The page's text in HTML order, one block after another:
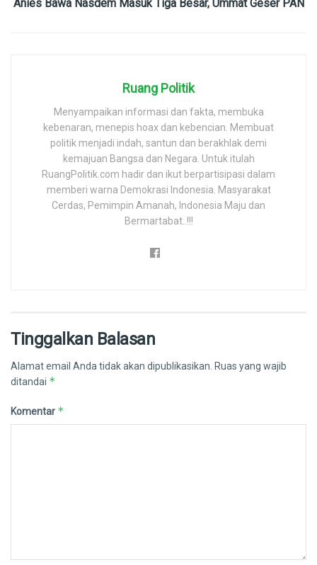
Anies Bawa Nasdem Masuk Tiga Besar, Ummat Geser PAN
Ruang Politik
Menyampaikan informasi dan fakta, membuka
kebenaran, menepis hoax dan kebencian. Membuat
politik menjadi indah, santun dan berakhlak demi
kemajuan Bangsa dan Negara. Untuk itulah
RuangPolitik.com hadir dan ikut berpartisipasi dalam
memberi warna Demokrasi Indonesia. Masyarakat
Cerdas, Pemimpin Amanah, Indonesia Maju dan
Bermartabat..!!!
Tinggalkan Balasan
Alamat email Anda tidak akan dipublikasikan. Ruas yang wajib
ditandai *
Komentar *